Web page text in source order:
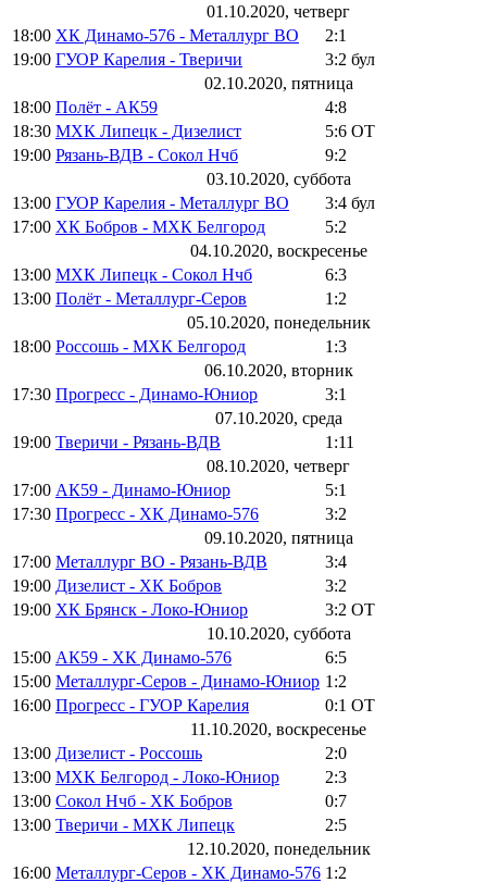
01.10.2020, четверг
18:00 ХК Динамо-576 - Металлург ВО 2:1
19:00 ГУОР Карелия - Тверичи 3:2 бул
02.10.2020, пятница
18:00 Полёт - АК59 4:8
18:30 МХК Липецк - Дизелист 5:6 ОТ
19:00 Рязань-ВДВ - Сокол Нчб 9:2
03.10.2020, суббота
13:00 ГУОР Карелия - Металлург ВО 3:4 бул
17:00 ХК Бобров - МХК Белгород 5:2
04.10.2020, воскресенье
13:00 МХК Липецк - Сокол Нчб 6:3
13:00 Полёт - Металлург-Серов 1:2
05.10.2020, понедельник
18:00 Россошь - МХК Белгород 1:3
06.10.2020, вторник
17:30 Прогресс - Динамо-Юниор 3:1
07.10.2020, среда
19:00 Тверичи - Рязань-ВДВ 1:11
08.10.2020, четверг
17:00 АК59 - Динамо-Юниор 5:1
17:30 Прогресс - ХК Динамо-576 3:2
09.10.2020, пятница
17:00 Металлург ВО - Рязань-ВДВ 3:4
19:00 Дизелист - ХК Бобров 3:2
19:00 ХК Брянск - Локо-Юниор 3:2 ОТ
10.10.2020, суббота
15:00 АК59 - ХК Динамо-576 6:5
15:00 Металлург-Серов - Динамо-Юниор 1:2
16:00 Прогресс - ГУОР Карелия 0:1 ОТ
11.10.2020, воскресенье
13:00 Дизелист - Россошь 2:0
13:00 МХК Белгород - Локо-Юниор 2:3
13:00 Сокол Нчб - ХК Бобров 0:7
13:00 Тверичи - МХК Липецк 2:5
12.10.2020, понедельник
16:00 Металлург-Серов - ХК Динамо-576 1:2